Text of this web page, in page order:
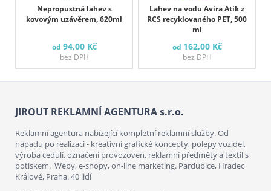
Nepropustná lahev s
kovovým uzávěrem, 620ml
od 94,00 Kč
bez DPH
Lahev na vodu Avira Atik z
RCS recyklovaného PET, 500
ml
od 162,00 Kč
bez DPH
JIROUT REKLAMNÍ AGENTURA s.r.o.
Reklamní agentura nabízející kompletní reklamní služby. Od
nápadu po realizaci - kreativní grafické koncepty, polepy vozidel,
výroba cedulí, označení provozoven, reklamní předměty a textil s
potiskem. Weby, e-shopy, on-line marketing. Pardubice, Hradec
Králové, Praha. 40 lidí